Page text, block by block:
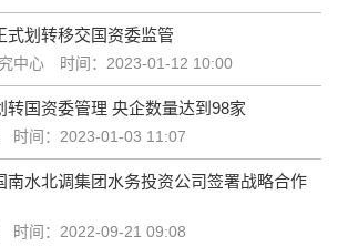
式划转移交国资委监管
中心 时间：2023-01-12 10:00
转国资委管理 央企数量达到98家
时间：2023-01-03 11:07
南水北调集团水务投资公司签署战略合作
时间：2022-09-21 09:08